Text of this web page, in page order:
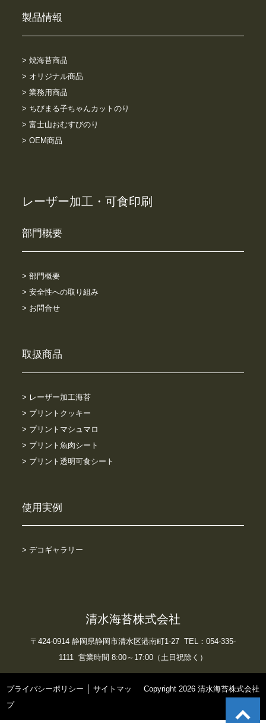
製品情報
> 焼海苔商品
> オリジナル商品
> 業務用商品
> ちびまる子ちゃんカットのり
> 富士山おむすびのり
> OEM商品
レーザー加工・可食印刷
部門概要
> 部門概要
> 安全性への取り組み
> お問合せ
取扱商品
> レーザー加工海苔
> プリントクッキー
> プリントマシュマロ
> プリント魚肉シート
> プリント透明可食シート
使用実例
> デコギャラリー
清水海苔株式会社
〒424-0914 静岡県静岡市清水区港南町1-27 TEL：054-335-
1111 営業時間 8:00～17:00（土日祝除く）
プライバシーポリシー │サイトマッ
プ
Copyright 2026 清水海苔株式会社